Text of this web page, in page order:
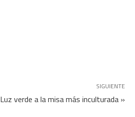
SIGUIENTE
Luz verde a la misa más inculturada »